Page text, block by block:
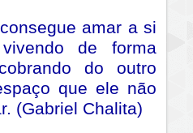
amar a si
de forma
do outro
que ele não
(Gabriel Chalita)